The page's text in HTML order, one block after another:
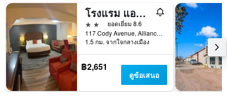
ของ
สัปดาห์
แผนภูมิ
มี
แกน
Y
1
แกน
แแส
ดง
โรงแรม แอนด์ สวีทส์ อัลไลแอนซ์, อะ ฮาวเวิร์ด จอห์นสัน บาย วินด์แฮม
2 ดาว
ยอดเยี่ยม 8.6
117 Cody Avenue, Alliance, NE, สหรัฐอเมริกา
1.5 กม. จากใจกลางเมือง
฿2,651
ดูข้อเสนอ